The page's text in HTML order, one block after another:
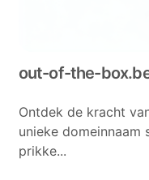
out-of-the-
Ontdek de kracht
unieke
prikke...